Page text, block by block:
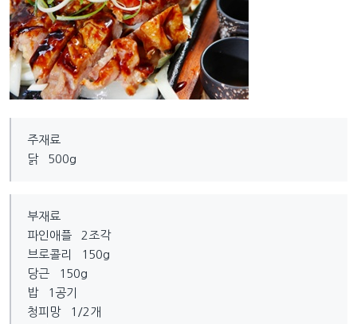
주재료
닭 500g
부재료
파인애플 2조각
브로콜리 150g
당근 150g
밥 1공기
청피망 1/2개